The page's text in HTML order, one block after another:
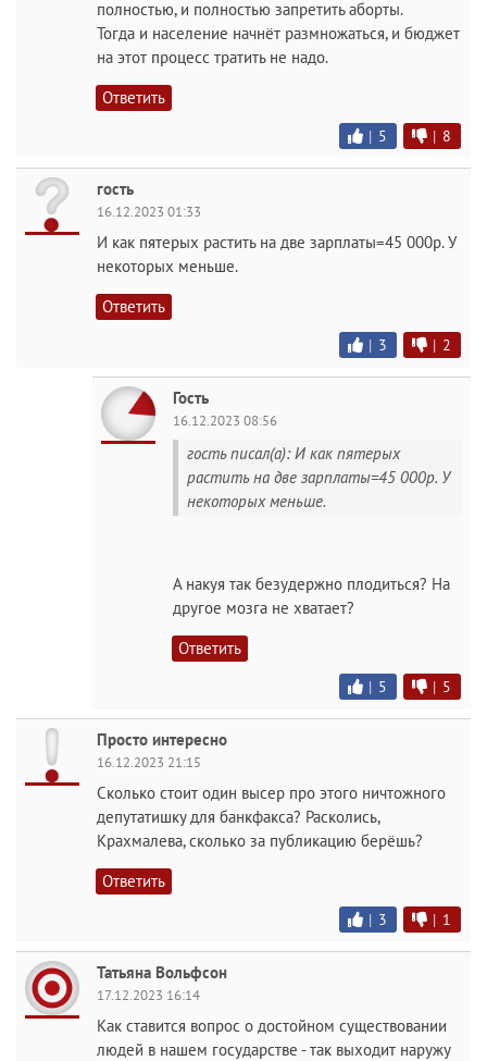
полностью, и полностью запретить аборты.
Тогда и население начнёт размножаться, и бюджет
на этот процесс тратить не надо.
Ответить
| 5 | 8
гость
16.12.2023 01:33
И как пятерых растить на две зарплаты=45 000р. У
некоторых меньше.
Ответить
| 3 | 2
Гость
16.12.2023 08:56
гость писал(а): И как пятерых
растить на две зарплаты=45 000р. У
некоторых меньше.
А накуя так безудержно плодиться? На
другое мозга не хватает?
Ответить
| 5 | 5
Просто интересно
16.12.2023 21:15
Сколько стоит один высер про этого ничтожного
депутатишку для банкфакса? Расколись,
Крахмалева, сколько за публикацию берёшь?
Ответить
| 3 | 1
Татьяна Вольфсон
17.12.2023 16:14
Как ставится вопрос о достойном существовании
людей в нашем государстве - так выходит наружу